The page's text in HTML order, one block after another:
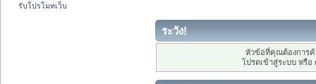
รับโปรโมทเว็บ
ระวัง!
หัวข้อที่คุณต้องการ
โปรดเข้าสู่ระบบ หรือ